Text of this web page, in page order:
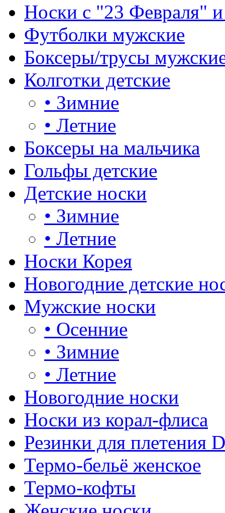
Носки с "23 Февраля"
Футболки мужские
Боксеры/трусы
Колготки детские
• Зимние
• Летние
Боксеры на мальчика
Гольфы детские
Детские носки
• Зимние
• Летние
Носки Корея
Новогодние детские
Мужские носки
• Осенние
• Зимние
• Летние
Новогодние носки
Носки из корал-флиса
Резинки для плетения
Термо-бельё женское
Термо-кофты